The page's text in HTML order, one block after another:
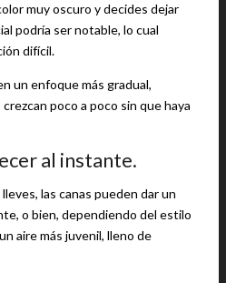
muy oscuro y decides dejar
podría ser notable, lo cual
difícil.
un enfoque más gradual,
poco a poco sin que haya
al instante.
las canas pueden dar un
o bien, dependiendo del estilo
aire más juvenil, lleno de